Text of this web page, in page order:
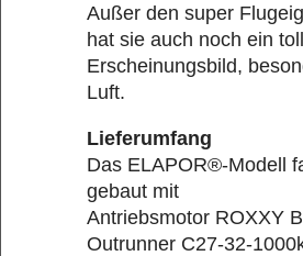
Außer den super
hat sie auch noch ein
Erscheinungsbild,
Luft.
Lieferumfang
Das ELAPOR®-Modell
gebaut mit
Antriebsmotor ROXXY
Outrunner C27-32-